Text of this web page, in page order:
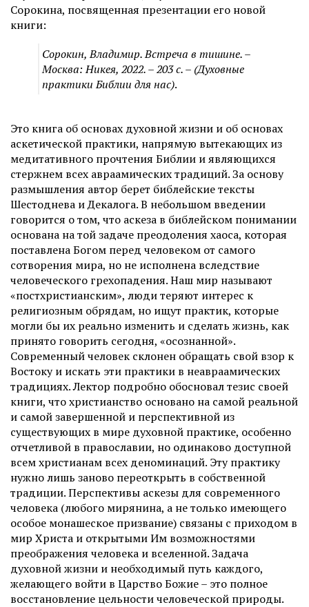
Сорокина, посвященная презентации его новой
книги:
Сорокин, Владимир. Встреча в тишине. –
Москва: Никея, 2022. – 203 с. – (Духовные
практики Библии для нас).
Это книга об основах духовной жизни и об основах
аскетической практики, напрямую вытекающих из
медитативного прочтения Библии и являющихся
стержнем всех авраамических традиций. За основу
размышления автор берет библейские тексты
Шестоднева и Декалога. В небольшом введении
говорится о том, что аскеза в библейском понимании
основана на той задаче преодоления хаоса, которая
поставлена Богом перед человеком от самого
сотворения мира, но не исполнена вследствие
человеческого грехопадения. Наш мир называют
«постхристианским», люди теряют интерес к
религиозным обрядам, но ищут практик, которые
могли бы их реально изменить и сделать жизнь, как
принято говорить сегодня, «осознанной».
Современный человек склонен обращать свой взор к
Востоку и искать эти практики в неавраамических
традициях. Лектор подробно обосновал тезис своей
книги, что христианство основано на самой реальной
и самой завершенной и перспективной из
существующих в мире духовной практике, особенно
отчетливой в православии, но одинаково доступной
всем христианам всех деноминаций. Эту практику
нужно лишь заново переоткрыть в собственной
традиции. Перспективы аскезы для современного
человека (любого мирянина, а не только имеющего
особое монашеское призвание) связаны с приходом в
мир Христа и открытыми Им возможностями
преображения человека и вселенной. Задача
духовной жизни и необходимый путь каждого,
желающего войти в Царство Божие – это полное
восстановление цельности человеческой природы.